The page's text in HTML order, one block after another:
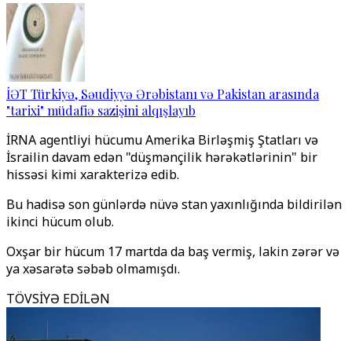
İƏT Türkiyə, Səudiyyə Ərəbistanı və Pakistan arasında
"tarixi" müdafiə sazişini alqışlayıb
İRNA agentliyi hücumu Amerika Birləşmiş Ştatları və
İsrailin davam edən "düşmənçilik hərəkətlərinin" bir
hissəsi kimi xarakterizə edib.
Bu hadisə son günlərdə nüvə stan yaxınlığında bildirilən
ikinci hücum olub.
Oxşar bir hücum 17 martda da baş vermiş, lakin zərər və
ya xəsarətə səbəb olmamışdı.
TÖVSİYƏ EDİLƏN